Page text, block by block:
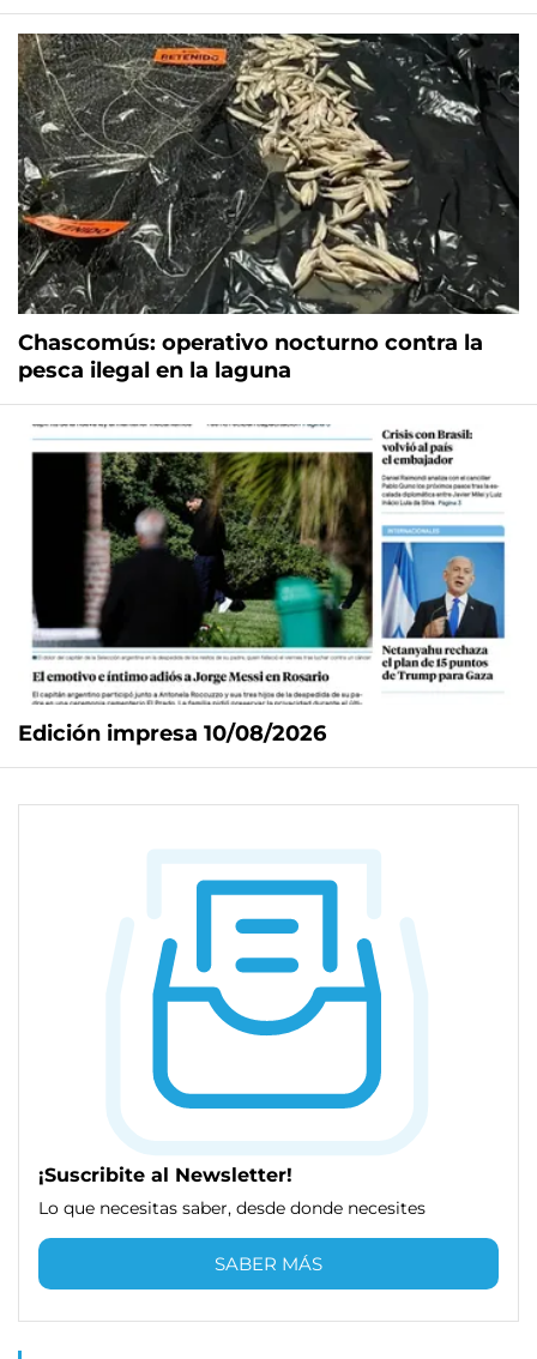
Chascomús: operativo nocturno contra la
pesca ilegal en la laguna
Edición impresa 10/08/2026
¡Suscribite al Newsletter!
Lo que necesitas saber, desde donde necesites
SABER MÁS